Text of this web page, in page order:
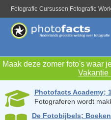
Fotografie Cursussen Fotografie
Maak deze zomer foto's waar
Vakantie
Photofacts Academy;
Fotograferen wordt
De Fotobijbels;